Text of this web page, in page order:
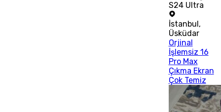
S24 Ultra
İstanbul ,
Üsküdar
Orjinal
İşlemsiz 16
Pro Max
Çıkma Ekran
Çok Temiz